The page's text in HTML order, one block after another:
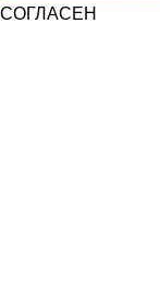
СОГЛАСЕН